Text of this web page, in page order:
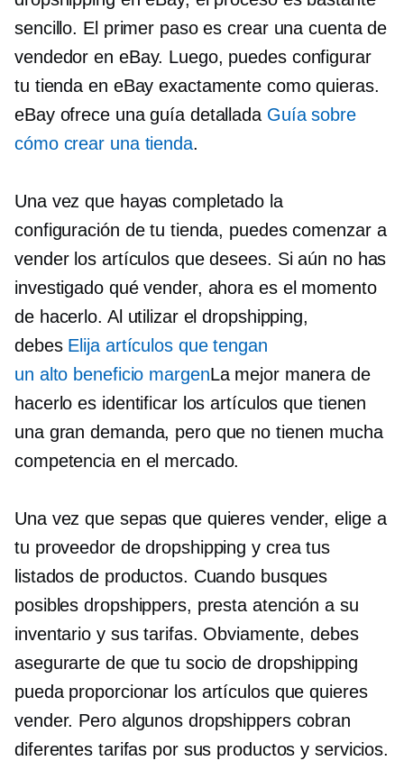
sencillo. El primer paso es crear una cuenta de
vendedor en eBay. Luego, puedes configurar
tu tienda en eBay exactamente como quieras.
eBay ofrece una guía detallada Guía sobre
cómo crear una tienda.
Una vez que hayas completado la
configuración de tu tienda, puedes comenzar a
vender los artículos que desees. Si aún no has
investigado qué vender, ahora es el momento
de hacerlo. Al utilizar el dropshipping,
debes Elija artículos que tengan
un alto beneficio margenLa mejor manera de
hacerlo es identificar los artículos que tienen
una gran demanda, pero que no tienen mucha
competencia en el mercado.
Una vez que sepas que quieres vender, elige a
tu proveedor de dropshipping y crea tus
listados de productos. Cuando busques
posibles dropshippers, presta atención a su
inventario y sus tarifas. Obviamente, debes
asegurarte de que tu socio de dropshipping
pueda proporcionar los artículos que quieres
vender. Pero algunos dropshippers cobran
diferentes tarifas por sus productos y servicios.